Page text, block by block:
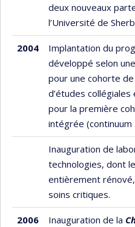
deux nouveaux
l’Université de
2004
Implantation du
développé selon
pour une cohorte
d’études
pour la première
intégrée (continuum
Inauguration de
technologies, dont
entièrement
soins critiques.
2006 Inauguration de la